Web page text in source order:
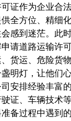
证作为企业合
全方位、精细
感到迷茫。此
请道路运输许
货运、危险货
明灯，让他们心
安排经验丰富
证、车辆技术
备过程中遇到